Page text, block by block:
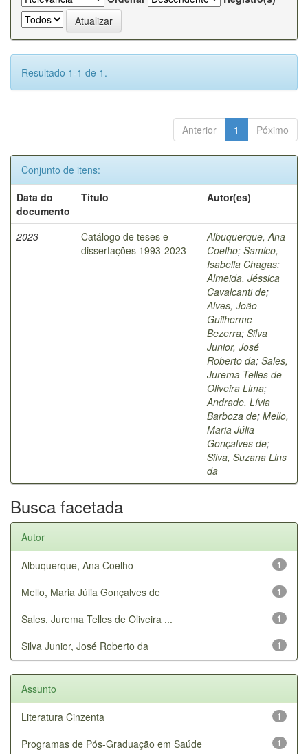
Resultado 1-1 de 1.
Anterior 1 Póximo
Conjunto de itens:
Data do
documento
Título Autor(es)
2023
Catálogo de teses e
dissertações 1993-2023
Albuquerque, Ana
Coelho; Samico,
Isabella Chagas;
Almeida, Jéssica
Cavalcanti de;
Alves, João
Guilherme
Bezerra; Silva
Junior, José
Roberto da; Sales,
Jurema Telles de
Oliveira Lima;
Andrade, Lívia
Barboza de; Mello,
Maria Júlia
Gonçalves de;
Silva, Suzana Lins
da
Busca facetada
Autor
1
Albuquerque, Ana Coelho
1
Mello, Maria Júlia Gonçalves de
1
Sales, Jurema Telles de Oliveira ...
1
Silva Junior, José Roberto da
Assunto
1
Literatura Cinzenta
1
Programas de Pós-Graduação em Saúde